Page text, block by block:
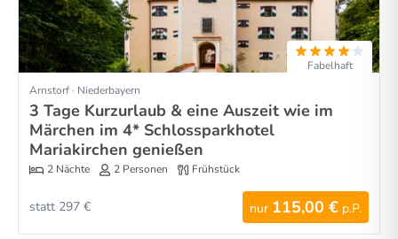
Fabelhaft
Arnstorf · Niederbayern
3 Tage Kurzurlaub & eine Auszeit wie im
Märchen im 4* Schlossparkhotel
Mariakirchen genießen
2 Nächte 2 Personen Frühstück
nur 115,00 € p.P.
statt 297 €